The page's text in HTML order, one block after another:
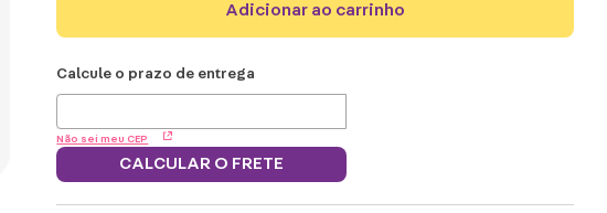
adicionar ao carrinho
Não sei meu CEP
CALCULAR O FRETE